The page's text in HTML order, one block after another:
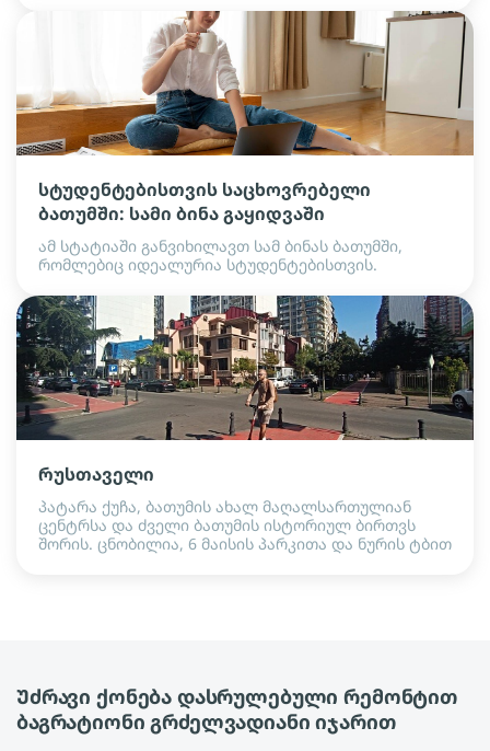
სტუდენტებისთვის საცხოვრებელი
ბათუმში: სამი ბინა გაყიდვაში
ამ სტატიაში განვიხილავთ სამ ბინას ბათუმში,
რომლებიც იდეალურია სტუდენტებისთვის.
რუსთაველი
პატარა ქუჩა, ბათუმის ახალ მაღალსართულიან
ცენტრსა და ძველი ბათუმის ისტორიულ ბირთვს
შორის. ცნობილია, 6 მაისის პარკითა და ნურის ტბით
Უძრავი ქონება დასრულებული რემონტით
ბაგრატიონი გრძელვადიანი იჯარით